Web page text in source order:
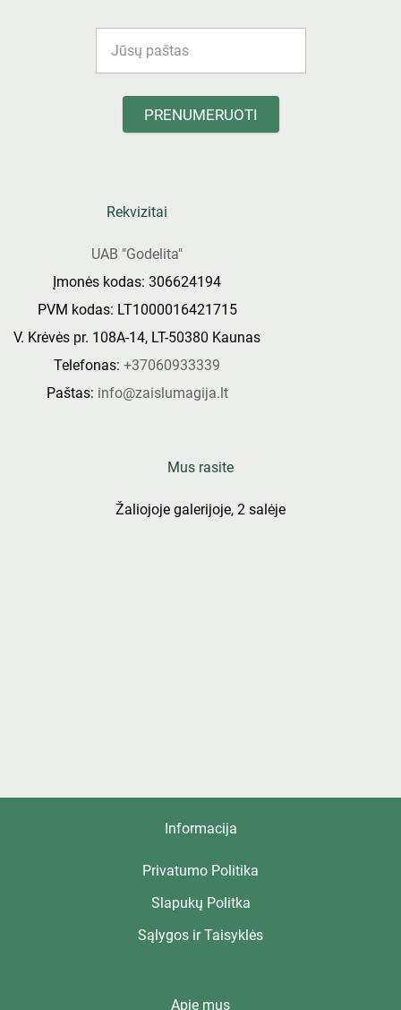
PRENUMERUOTI
Rekvizitai
UAB "Godelita"
Įmonės kodas: 306624194
PVM kodas: LT1000016421715
V. Krėvės pr. 108A-14, LT-50380 Kaunas
Telefonas: +37060933339
Paštas: info@zaislumagija.lt
Mus rasite
Žaliojoje galerijoje, 2 salėje
Informacija
Privatumo Politika
Slapukų Politka
Sąlygos ir Taisyklės
Apie mus